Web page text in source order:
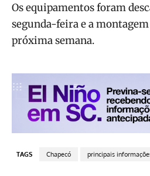
Os equipamentos foram
segunda-feira e a
próxima semana.
TAGS Chapecó principais